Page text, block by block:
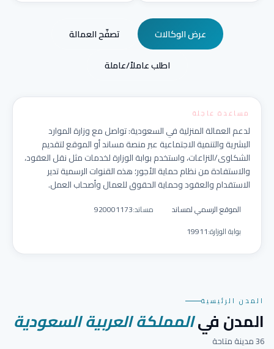
عرض الوكالات
تصفّح العمالة
اطلب عاملاً/عاملة
مساعدة عاجلة
لدعم العمالة المنزلية في السعودية: تواصل مع وزارة الموارد
البشرية والتنمية الاجتماعية عبر منصة مساند أو الموقع لتقديم
الشكاوى/النزاعات، واستخدم بوابة الوزارة لخدمات مثل نقل العقود،
والاستفادة من نظام حماية الأجور؛ هذه القنوات الرسمية تدير
الاستقدام والعقود وحماية الحقوق للعمال وأصحاب العمل.
الموقع الرسمي لمساند مساند:
920001173
بوابة الوزارة:
19911
المدن الرئيسية
المدن فيالمملكة العربية السعودية
36 مدينة متاحة